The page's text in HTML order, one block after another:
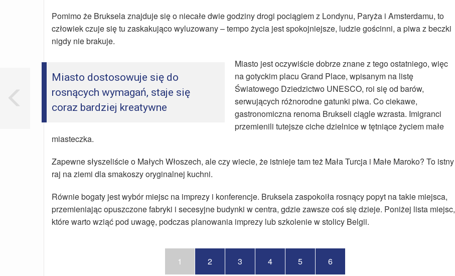
Pomimo że Bruksela znajduje się o niecałe dwie godziny drogi pociągiem z Londynu, Paryża i Amsterdamu, to
człowiek czuje się tu zaskakująco wyluzowany – tempo życia jest spokojniejsze, ludzie gościnni, a piwa z beczki
nigdy nie brakuje.
Miasto dostosowuje się do
rosnących wymagań, staje się
coraz bardziej kreatywne
Miasto jest oczywiście dobrze znane z tego ostatniego, więc
na gotyckim placu Grand Place, wpisanym na listę
Światowego Dziedzictwo UNESCO, roi się od barów,
serwujących różnorodne gatunki piwa. Co ciekawe,
gastronomiczna renoma Brukseli ciągle wzrasta. Imigranci
przemienili tutejsze ciche dzielnice w tętniące życiem małe
miasteczka.
Zapewne słyszeliście o Małych Włoszech, ale czy wiecie, że istnieje tam też Mała Turcja i Małe Maroko? To istny
raj na ziemi dla smakoszy oryginalnej kuchni.
Równie bogaty jest wybór miejsc na imprezy i konferencje. Bruksela zaspokoiła rosnący popyt na takie miejsca,
przemieniając opuszczone fabryki i secesyjne budynki w centra, gdzie zawsze coś się dzieje. Poniżej lista miejsc,
które warto wziąć pod uwagę, podczas planowania imprezy lub szkolenie w stolicy Belgii.
1 2 3 4 5 6